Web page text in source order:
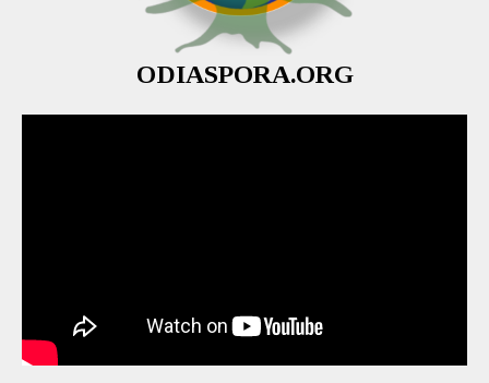
ODIASPORA.ORG